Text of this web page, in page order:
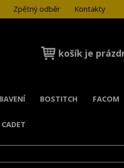
Zpětný odběr
Kontakty
košík je
BOSTITCH FACOM
CADET